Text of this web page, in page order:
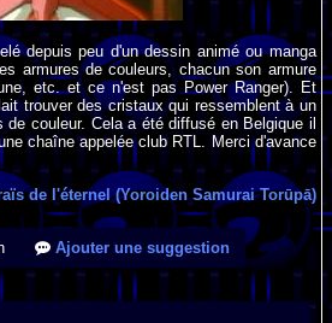
depuis peu d'un dessin animé ou manga
armures de couleurs, chacun son armure
etc. et ce n'est pas Power Ranger). Et
trouver des cristaux qui ressemblent à un
couleur. Cela a été diffusé en Belgique il
chaîne appelée club RTL. Merci d'avance
de l'éternel (Yoroiden Samurai Torūpā)
Ajouter une suggestion